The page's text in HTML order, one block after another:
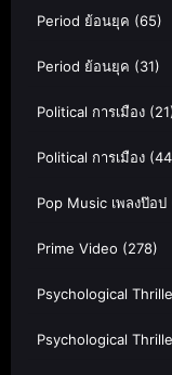
Period ย้อนยุค (65)
Period ย้อนยุค (31)
Political การเมือง
Political การเมือง
Pop Music เพลงป๊อป
Prime Video (278)
Psychological
Psychological